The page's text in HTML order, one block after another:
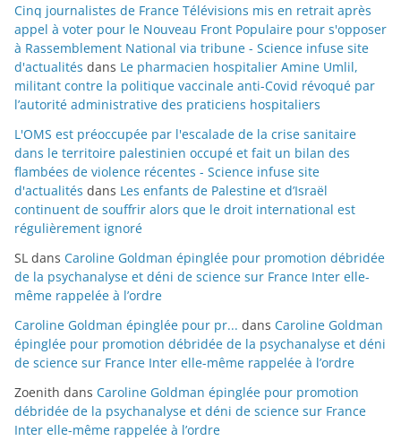
Cinq journalistes de France Télévisions mis en retrait après
appel à voter pour le Nouveau Front Populaire pour s'opposer
à Rassemblement National via tribune - Science infuse site
d'actualités dans Le pharmacien hospitalier Amine Umlil,
militant contre la politique vaccinale anti-Covid révoqué par
l’autorité administrative des praticiens hospitaliers
L'OMS est préoccupée par l'escalade de la crise sanitaire
dans le territoire palestinien occupé et fait un bilan des
flambées de violence récentes - Science infuse site
d'actualités dans Les enfants de Palestine et d’Israël
continuent de souffrir alors que le droit international est
régulièrement ignoré
SL dans Caroline Goldman épinglée pour promotion débridée
de la psychanalyse et déni de science sur France Inter elle-
même rappelée à l’ordre
Caroline Goldman épinglée pour pr... dans Caroline Goldman
épinglée pour promotion débridée de la psychanalyse et déni
de science sur France Inter elle-même rappelée à l’ordre
Zoenith dans Caroline Goldman épinglée pour promotion
débridée de la psychanalyse et déni de science sur France
Inter elle-même rappelée à l’ordre